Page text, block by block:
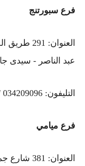
فرع سبورتنج
العنوان:
عبد الناصر - سيدى
التليفون: 034209096 / 034209902
فرع ميامي
العنوان: